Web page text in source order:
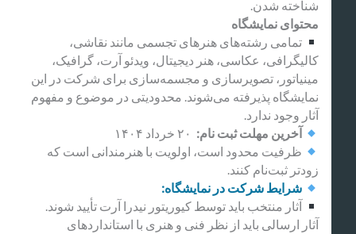
شناخته شدن.
محتوای نمایشگاه
تمامی رشته‌های هنرهای تجسمی مانند نقاشی،
کالیگرافی، عکاسی، هنر دیجیتال، ویدئو آرت، گرافیک،
مینیاتور، تصویرسازی و مجسمه‌سازی برای شرکت در این
نمایشگاه پذیرفته می‌شوند. محدودیتی در موضوع و مفهوم
آثار وجود ندارد.
آخرین مهلت ثبت نام:۲۰ خرداد ۱۴۰۴
ظرفیت محدود است، اولویت با هنرمندانی است که
زودتر ثبت‌نام کنند.
شرایط شرکت در نمایشگاه:
آثار منتخب باید توسط کیوریتور نیدرا آرت تأیید شوند.
آثار ارسالی باید از نظر فنی و هنری با استانداردهای